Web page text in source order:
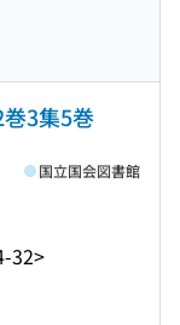
3集5巻
32>
国立国会図書館